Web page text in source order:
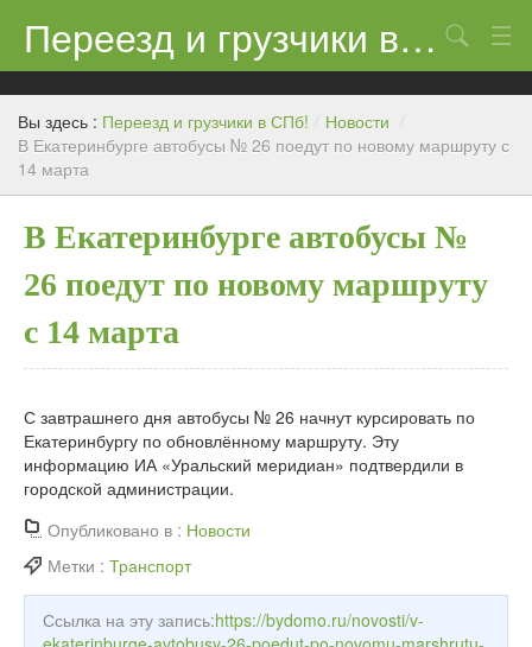
Переезд и грузчики в СПб!
Контакты
Цены
Новости
Поиск
Вы здесь : Переезд и грузчики в СПб! / Новости /
В Екатеринбурге автобусы № 26 поедут по новому маршруту с
14 марта
В Екатеринбурге автобусы №
26 поедут по новому маршруту
с 14 марта
С завтрашнего дня автобусы № 26 начнут курсировать по
Екатеринбургу по обновлённому маршруту. Эту
информацию ИА «Уральский меридиан» подтвердили в
городской администрации.
Опубликовано в : Новости
Метки : Транспорт
Ссылка на эту запись:https://bydomo.ru/novosti/v-